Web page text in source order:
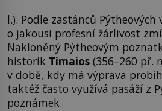
l.). Podle zastánců
o jakousi profesní žárlivost
Nakloněný Pýtheovým
historik Timaios (356–260 př.
v době, kdy má výprava
taktéž často využívá pasáží z
poznámek.